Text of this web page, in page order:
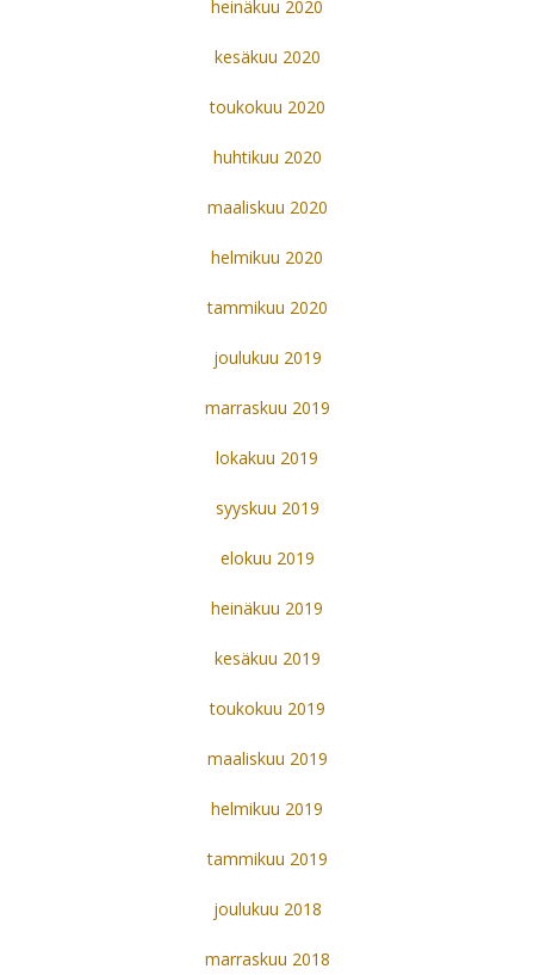
heinäkuu 2020
kesäkuu 2020
toukokuu 2020
huhtikuu 2020
maaliskuu 2020
helmikuu 2020
tammikuu 2020
joulukuu 2019
marraskuu 2019
lokakuu 2019
syyskuu 2019
elokuu 2019
heinäkuu 2019
kesäkuu 2019
toukokuu 2019
maaliskuu 2019
helmikuu 2019
tammikuu 2019
joulukuu 2018
marraskuu 2018